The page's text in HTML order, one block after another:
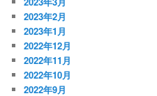
2023年2月
2023年1月
2022年12月
2022年11月
2022年10月
2022年9月